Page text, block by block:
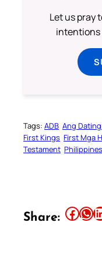
Let us pray
intentions
Tags: ADB Ang
First Kings First Mga
Testament
Share: Share this article on Facebook Share this article on WhatsApp Share this article on LinkedIn